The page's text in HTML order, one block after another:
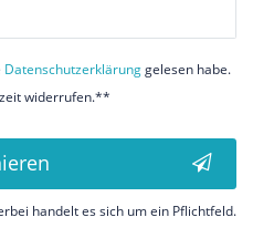
Daten­schutz­erklärunggelesen habe.
widerrufen.**
handelt es sich um ein Pflichtfeld.